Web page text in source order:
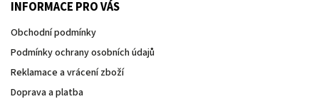
INFORMACE PRO VÁS
Obchodní podmínky
Podmínky ochrany osobních údajů
Reklamace a vrácení zboží
Doprava a platba